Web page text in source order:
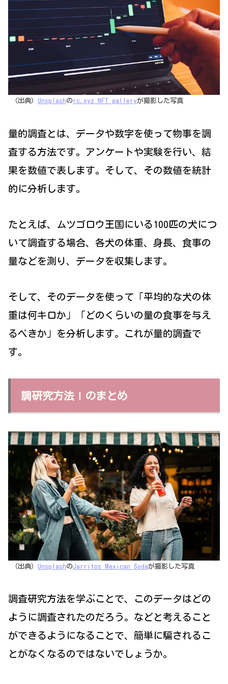
（出典） Unsplashの rc.xyz NFT galleryが撮影した写真
量的調査とは、データや数字を使って物事を調
査する方法です。アンケートや実験を行い、結
果を数値で表します。そして、その数値を統計
的に分析します。
たとえば、ムツゴロウ王国にいる100匹の犬につ
いて調査する場合、各犬の体重、身長、食事の
量などを測り、データを収集します。
そして、そのデータを使って「平均的な犬の体
重は何キロか」「どのくらいの量の食事を与え
るべきか」を分析します。これが量的調査で
す。
調研究方法Ⅰのまとめ
（出典） UnsplashのJarritos Mexican Sodaが撮影した写真
調査研究方法を学ぶことで、このデータはどの
ように調査されたのだろう。などと考えること
ができるようになることで、簡単に騙されるこ
とがなくなるのではないでしょうか。